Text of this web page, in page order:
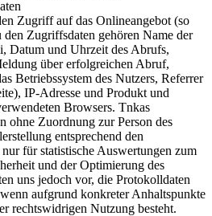
Zugriff auf das Onlineangebot (so
Zugriffsdaten gehören Name der
Datum und Uhrzeit des Abrufs,
über erfolgreichen Abruf,
Betriebssystem des Nutzers, Referrer
IP-Adresse und Produkt und
Browsers. Tnkas
ohne Zuordnung zur Person des
entsprechend den
für statistische Auswertungen zum
und der Optimierung des
uns jedoch vor, die Protokolldaten
aufgrund konkreter Anhaltspunkte
rechtswidrigen Nutzung besteht.